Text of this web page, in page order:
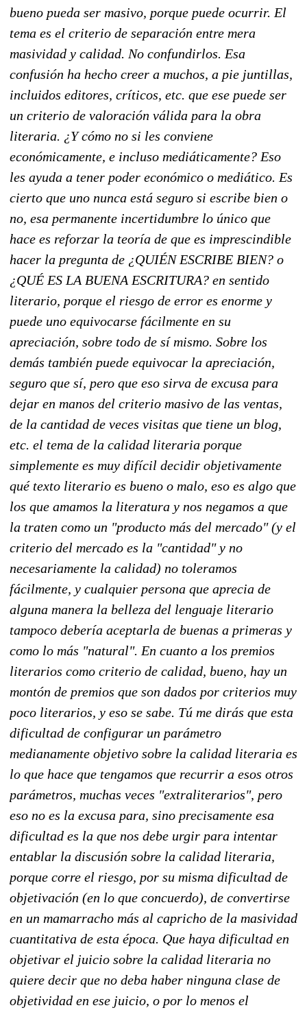
bueno pueda ser masivo, porque puede ocurrir. El
tema es el criterio de separación entre mera
masividad y calidad. No confundirlos. Esa
confusión ha hecho creer a muchos, a pie juntillas,
incluidos editores, críticos, etc. que ese puede ser
un criterio de valoración válida para la obra
literaria. ¿Y cómo no si les conviene
económicamente, e incluso mediáticamente? Eso
les ayuda a tener poder económico o mediático. Es
cierto que uno nunca está seguro si escribe bien o
no, esa permanente incertidumbre lo único que
hace es reforzar la teoría de que es imprescindible
hacer la pregunta de ¿QUIÉN ESCRIBE BIEN? o
¿QUÉ ES LA BUENA ESCRITURA? en sentido
literario, porque el riesgo de error es enorme y
puede uno equivocarse fácilmente en su
apreciación, sobre todo de sí mismo. Sobre los
demás también puede equivocar la apreciación,
seguro que sí, pero que eso sirva de excusa para
dejar en manos del criterio masivo de las ventas,
de la cantidad de veces visitas que tiene un blog,
etc. el tema de la calidad literaria porque
simplemente es muy difícil decidir objetivamente
qué texto literario es bueno o malo, eso es algo que
los que amamos la literatura y nos negamos a que
la traten como un "producto más del mercado" (y el
criterio del mercado es la "cantidad" y no
necesariamente la calidad) no toleramos
fácilmente, y cualquier persona que aprecia de
alguna manera la belleza del lenguaje literario
tampoco debería aceptarla de buenas a primeras y
como lo más "natural". En cuanto a los premios
literarios como criterio de calidad, bueno, hay un
montón de premios que son dados por criterios muy
poco literarios, y eso se sabe. Tú me dirás que esta
dificultad de configurar un parámetro
medianamente objetivo sobre la calidad literaria es
lo que hace que tengamos que recurrir a esos otros
parámetros, muchas veces "extraliterarios", pero
eso no es la excusa para, sino precisamente esa
dificultad es la que nos debe urgir para intentar
entablar la discusión sobre la calidad literaria,
porque corre el riesgo, por su misma dificultad de
objetivación (en lo que concuerdo), de convertirse
en un mamarracho más al capricho de la masividad
cuantitativa de esta época. Que haya dificultad en
objetivar el juicio sobre la calidad literaria no
quiere decir que no deba haber ninguna clase de
objetividad en ese juicio, o por lo menos el